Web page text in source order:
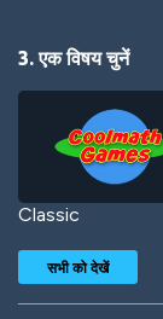
3. एक विषय चुनें
Classic
सभी को देखें